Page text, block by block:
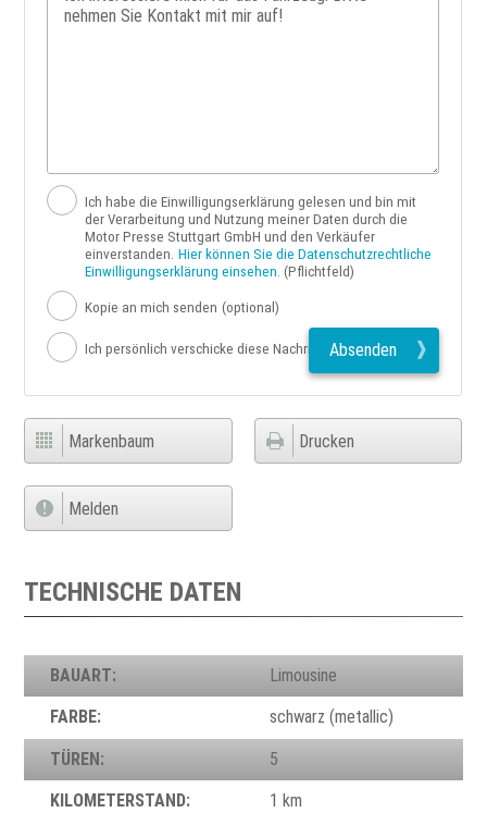
Ich habe die Einwilligungserklärung gelesen und bin mit
der Verarbeitung und Nutzung meiner Daten durch die
Motor Presse Stuttgart GmbH und den Verkäufer
einverstanden. Hier können Sie die Datenschutzrechtliche
Einwilligungserklärung einsehen. (Pflichtfeld)
Kopie an mich senden (optional)
Ich persönlich verschicke diese Nachricht Absenden
Markenbaum Drucken
Melden
TECHNISCHE DATEN
BAUART: Limousine
FARBE: schwarz (metallic)
TÜREN: 5
KILOMETERSTAND: 1 km